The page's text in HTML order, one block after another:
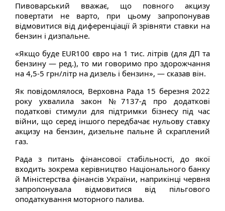
Пивоварський вважає, що повного акцизу
повертати не варто, при цьому запропонував
відмовитися від диференціації й зрівняти ставки на
бензин і дизпальне.
«Якщо буде EUR100 євро на 1 тис. літрів (для ДП та
бензину — ред.), то ми говоримо про здорожчання
на 4,5-5 грн/літр на дизель і бензин», — сказав він.
Як повідомлялося, Верховна Рада 15 березня 2022
року ухвалила закон №7137-д про додаткові
податкові стимули для підтримки бізнесу під час
війни, що серед іншого передбачає нульову ставку
акцизу на бензин, дизельне пальне й скраплений
газ.
Рада з питань фінансової стабільності, до якої
входить зокрема керівництво Національного банку
й Міністерства фінансів України, наприкінці червня
запропонувала відмовитися від пільгового
оподаткування моторного палива.